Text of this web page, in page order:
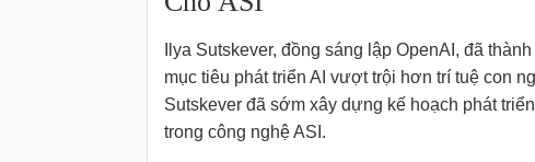
Ilya Sutskever, đồng sáng lập OpenAI, đã
mục tiêu phát triển AI vượt trội hơn trí tuệ con
Sutskever đã sớm xây dựng kế hoạch phát
trong công nghệ ASI.